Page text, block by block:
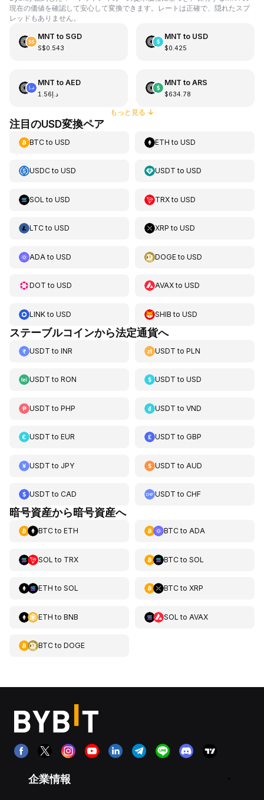
現在の価値を確認して安心して変換できます。レートは正確で、隠れたスプ
レッドもありません。
MNT to SGD
S$0.543
MNT to USD
$0.425
MNT to AED
د.إ1.56
MNT to ARS
$634.78
もっと見る ↓
注目のUSD変換ペア
BTCto USD ETH toUSD
USDCto USD USDT toUSD
SOL to USD TRXtoUSD
LTCto USD XRP toUSD
ADA to USD DOGEtoUSD
DOT to USD AVAXtoUSD
LINKto USD SHIB toUSD
ステーブルコインから法定通貨へ
USDT to INR USDT toPLN
USDT to RON USDT toUSD
USDT to PHP USDT toVND
USDT to EUR USDT toGBP
USDT to JPY USDT to AUD
USDT to CAD USDT toCHF
暗号資産から暗号資産へ
BTCto ETH BTCto ADA
SOL to TRX BTCto SOL
ETH to SOL BTCto XRP
ETH to BNB SOL to AVAX
BTCto DOGE
企業情報